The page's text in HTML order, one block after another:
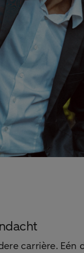
carrière.